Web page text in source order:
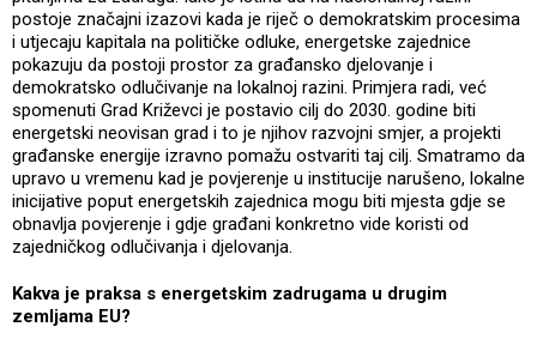
postoje značajni izazovi kada je riječ o demokratskim procesima
i utjecaju kapitala na političke odluke, energetske zajednice
pokazuju da postoji prostor za građansko djelovanje i
demokratsko odlučivanje na lokalnoj razini. Primjera radi, već
spomenuti Grad Križevci je postavio cilj do 2030. godine biti
energetski neovisan grad i to je njihov razvojni smjer, a projekti
građanske energije izravno pomažu ostvariti taj cilj. Smatramo da
upravo u vremenu kad je povjerenje u institucije narušeno, lokalne
inicijative poput energetskih zajednica mogu biti mjesta gdje se
obnavlja povjerenje i gdje građani konkretno vide koristi od
zajedničkog odlučivanja i djelovanja.
Kakva je praksa s energetskim zadrugama u drugim
zemljama EU?